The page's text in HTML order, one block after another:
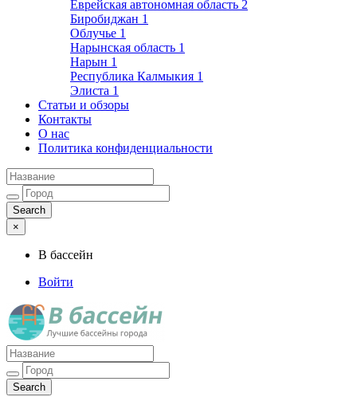
Еврейская автономная область 2
Биробиджан 1
Облучье 1
Нарынская область 1
Нарын 1
Республика Калмыкия 1
Элиста 1
Статьи и обзоры
Контакты
О нас
Политика конфиденциальности
×
В бассейн
Войти
Лучшие бассейны города